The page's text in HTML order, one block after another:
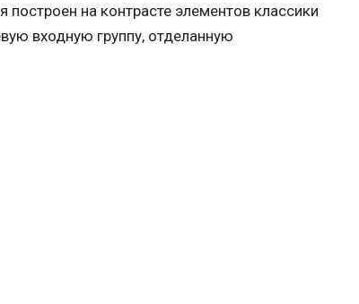
на контрасте элементов классики
входную группу, отделанную